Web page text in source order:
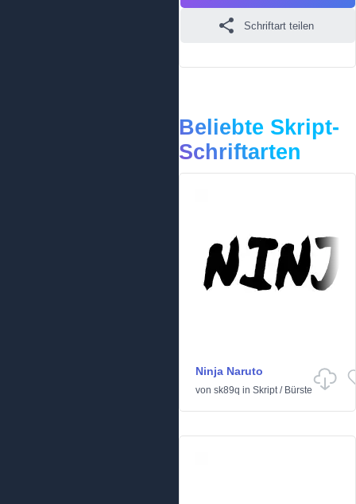
Schriftart teilen
Beliebte Skript-
Schriftarten
Ninja Naruto
von sk89q in Skript/ Bürste